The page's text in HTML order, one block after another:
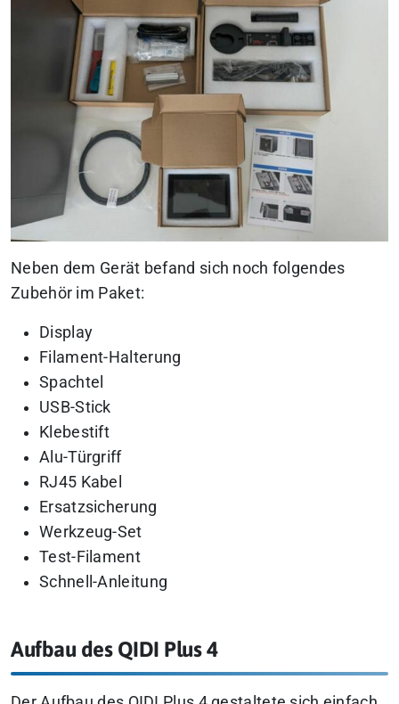
Neben dem Gerät befand sich noch folgendes
Zubehör im Paket:
Display
Filament-Halterung
Spachtel
USB-Stick
Klebestift
Alu-Türgriff
RJ45 Kabel
Ersatzsicherung
Werkzeug-Set
Test-Filament
Schnell-Anleitung
Aufbau des QIDI Plus 4